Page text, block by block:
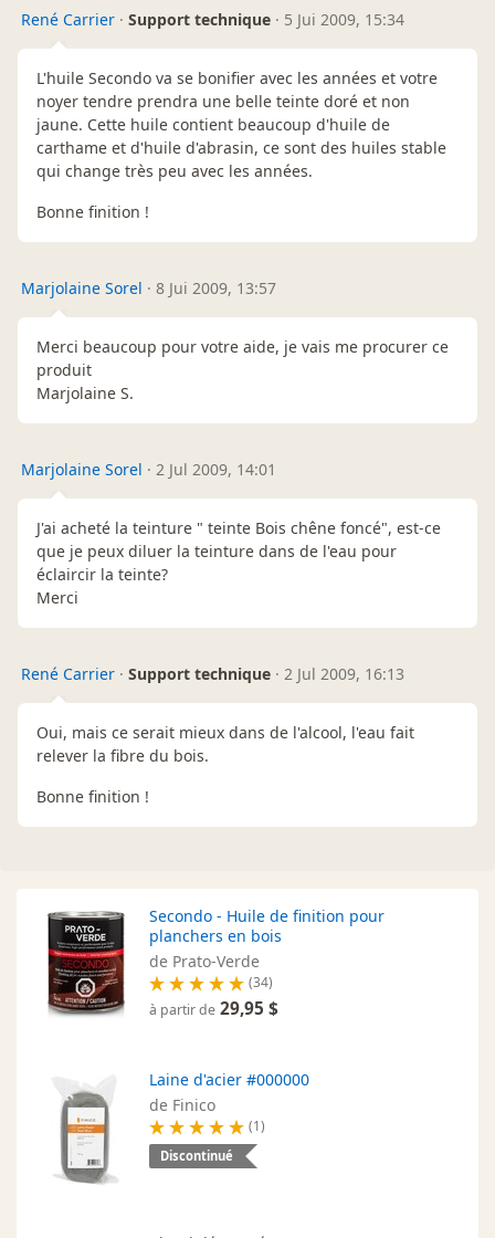
René Carrier · Support technique · 5 Jui 2009, 15:34
L'huile Secondo va se bonifier avec les années et votre
noyer tendre prendra une belle teinte doré et non
jaune. Cette huile contient beaucoup d'huile de
carthame et d'huile d'abrasin, ce sont des huiles stable
qui change très peu avec les années.
Bonne finition !
Marjolaine Sorel · 8 Jui 2009, 13:57
Merci beaucoup pour votre aide, je vais me procurer ce
produit
Marjolaine S.
Marjolaine Sorel · 2 Jul 2009, 14:01
J'ai acheté la teinture " teinte Bois chêne foncé", est-ce
que je peux diluer la teinture dans de l'eau pour
éclaircir la teinte?
Merci
René Carrier · Support technique · 2 Jul 2009, 16:13
Oui, mais ce serait mieux dans de l'alcool, l'eau fait
relever la fibre du bois.
Bonne finition !
Secondo - Huile de finition pour
planchers en bois
de Prato-Verde
(34)
à partir de 29,95 $
Laine d'acier #000000
de Finico
(1)
Discontinué